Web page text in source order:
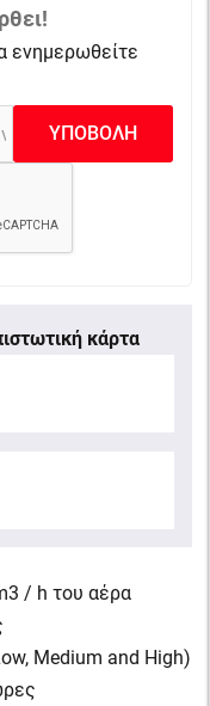
ενημερωθείτε
ΥΠΟΒΟΛΗ
κάρτα
/ h του αέρα
Medium and High)